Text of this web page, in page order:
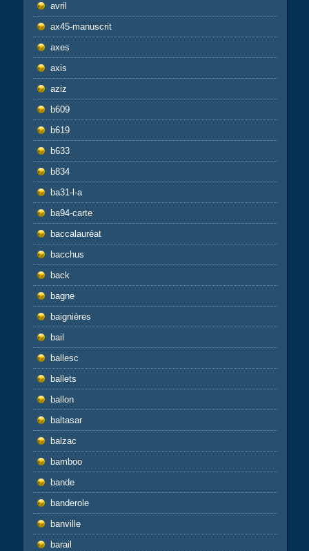
avril
ax45-manuscrit
axes
axis
aziz
b609
b619
b633
b834
ba31-l-a
ba94-carte
baccalauréat
bacchus
back
bagne
baignières
bail
ballesc
ballets
ballon
baltasar
balzac
bamboo
bande
banderole
banville
barail